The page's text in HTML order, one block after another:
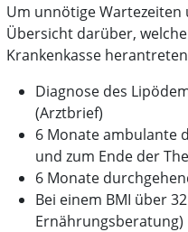
Um unnötige
Übersicht darüber,
Krankenkasse
Diagnose des
(Arztbrief)
6 Monate ambulante
und zum Ende der
6 Monate
Bei einem BMI über
Ernährungsberatung)